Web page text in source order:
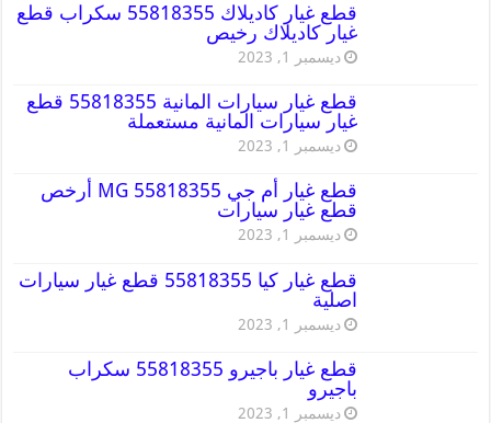
قطع غيار كاديلاك 55818355 سكراب قطع
غيار كاديلاك رخيص
ديسمبر 1, 2023
قطع غيار سيارات المانية 55818355 قطع
غيار سيارات المانية مستعملة
ديسمبر 1, 2023
قطع غيار أم جي MG 55818355 أرخص
قطع غيار سيارات
ديسمبر 1, 2023
قطع غيار كيا 55818355 قطع غيار سيارات
اصلية
ديسمبر 1, 2023
قطع غيار باجيرو 55818355 سكراب
باجيرو
ديسمبر 1, 2023